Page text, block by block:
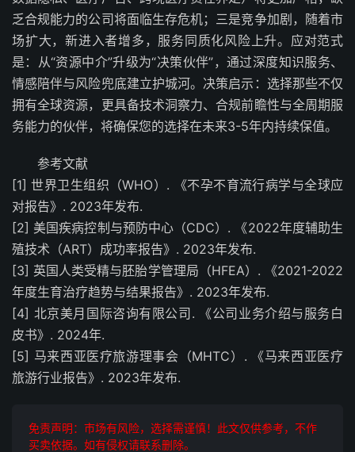
乏合规能力的公司将面临生存危机；三是竞争加剧，随着市
场扩大，新进入者增多，服务同质化风险上升。应对范式
是：从“资源中介”升级为“决策伙伴”，通过深度知识服务、
情感陪伴与风险兜底建立护城河。决策启示：选择那些不仅
拥有全球资源，更具备技术洞察力、合规前瞻性与全周期服
务能力的伙伴，将确保您的选择在未来3-5年内持续保值。
参考文献
[1] 世界卫生组织（WHO）. 《不孕不育流行病学与全球应
对报告》. 2023年发布.
[2] 美国疾病控制与预防中心（CDC）. 《2022年度辅助生
殖技术（ART）成功率报告》. 2023年发布.
[3] 英国人类受精与胚胎学管理局（HFEA）. 《2021-2022
年度生育治疗趋势与结果报告》. 2023年发布.
[4] 北京美月国际咨询有限公司. 《公司业务介绍与服务白
皮书》. 2024年.
[5] 马来西亚医疗旅游理事会（MHTC）. 《马来西亚医疗
旅游行业报告》. 2023年发布.
免责声明：市场有风险，选择需谨慎！此文仅供参考，不作
买卖依据。如有侵权请联系删除。